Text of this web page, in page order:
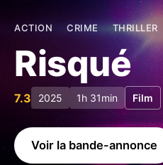
ACTION CRIME THRILLER
Risqué
7.3 2025 1h 31min Film
Voir la bande-annonce